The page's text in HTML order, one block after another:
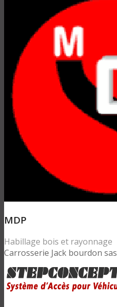
MDP
Habillage bois et rayonnage
Carrosserie Jack bourdon sas